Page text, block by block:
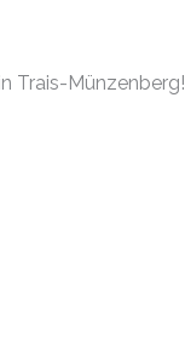
Trais-Münzenberg!